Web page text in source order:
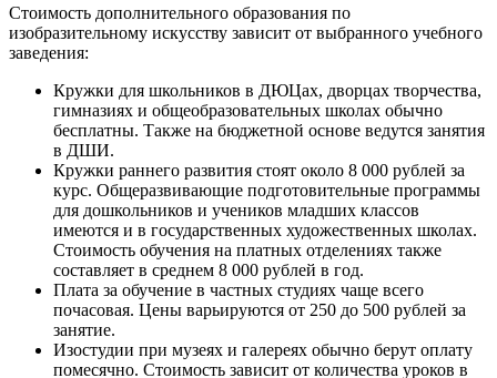
Стоимость дополнительного образования по
изобразительному искусству зависит от выбранного учебного
заведения:
Кружки для школьников в ДЮЦах, дворцах творчества,
гимназиях и общеобразовательных школах обычно
бесплатны. Также на бюджетной основе ведутся занятия
в ДШИ.
Кружки раннего развития стоят около 8 000 рублей за
курс. Общеразвивающие подготовительные программы
для дошкольников и учеников младших классов
имеются и в государственных художественных школах.
Стоимость обучения на платных отделениях также
составляет в среднем 8 000 рублей в год.
Плата за обучение в частных студиях чаще всего
почасовая. Цены варьируются от 250 до 500 рублей за
занятие.
Изостудии при музеях и галереях обычно берут оплату
помесячно. Стоимость зависит от количества уроков в